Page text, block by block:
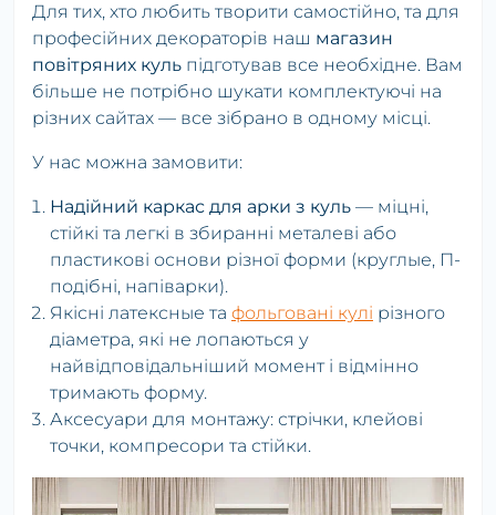
Для тих, хто любить творити самостійно, та для
професійних декораторів наш магазин
повітряних куль підготував все необхідне. Вам
більше не потрібно шукати комплектуючі на
різних сайтах — все зібрано в одному місці.
У нас можна замовити:
Надійний каркас для арки з куль — міцні,
стійкі та легкі в збиранні металеві або
пластикові основи різної форми (круглые, П-
подібні, напіварки).
Якісні латексные та фольговані кулі різного
діаметра, які не лопаються у
найвідповідальніший момент і відмінно
тримають форму.
Аксесуари для монтажу: стрічки, клейові
точки, компресори та стійки.